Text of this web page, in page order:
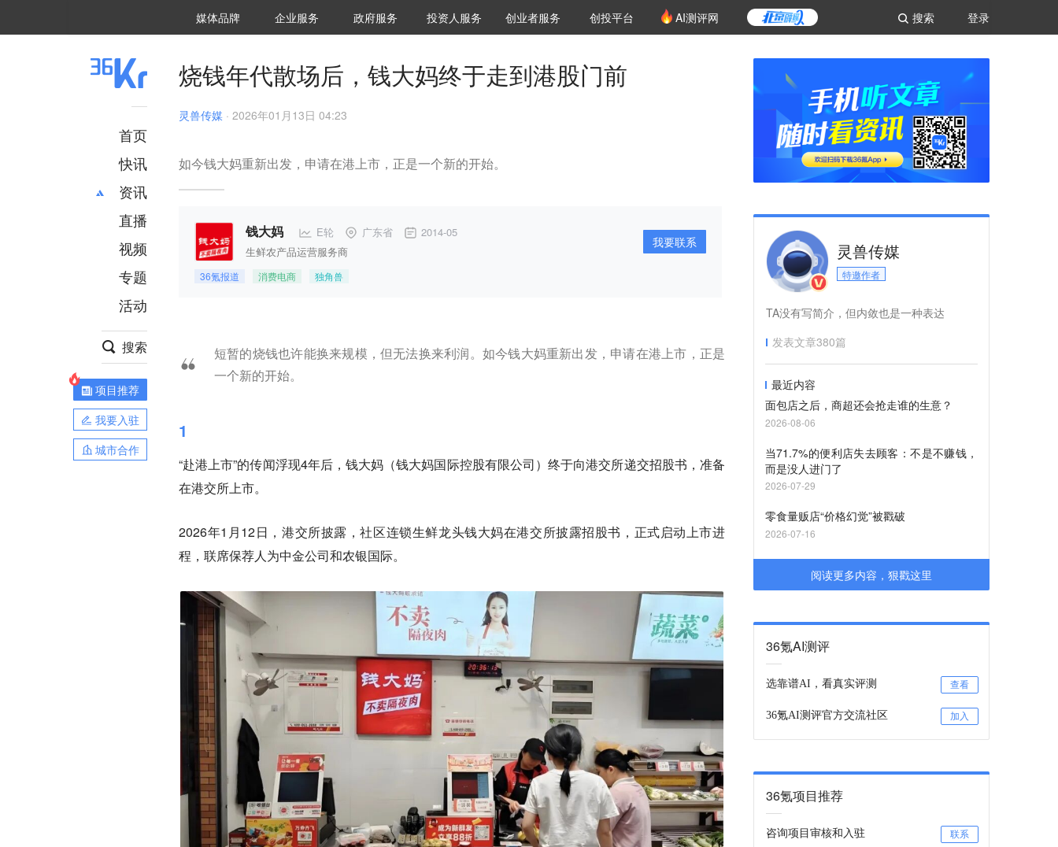
登录
搜索
媒体品牌 36Kr研究院
企业服务 城市之窗
政府服务 VClub投资机构库
投资机构职位推介
投资人服务 创投氪堂
创业者服务 创投平台 AI测评网
首页
快讯
资讯
推荐
财经
项目推荐
安徽
直播
视频
专题
活动
搜索
项目推荐
我要入驻
城市合作
烧钱年代散场后，钱大妈终于走到港股门前
灵兽传媒 · 2026年01月13日 04:23
如今钱大妈重新出发，申请在港上市，正是一个新的开始。
钱大妈 E轮 广东省 2014-05
生鲜农产品运营服务商
36氪报道 消费电商 独角兽
我要联系
短暂的烧钱也许能换来规模，但无法换来利润。如今钱大妈重新出发，申请在港上市，正是
一个新的开始。
1
“赴港上市”的传闻浮现4年后，钱大妈（钱大妈国际控股有限公司）终于向港交所递交招股书，准备
在港交所上市。
2026年1月12日，港交所披露，社区连锁生鲜龙头钱大妈在港交所披露招股书，正式启动上市进
程，联席保荐人为中金公司和农银国际。
灵兽传媒
特邀作者
TA没有写简介，但内敛也是一种表达
发表文章380篇
最近内容
面包店之后，商超还会抢走谁的生意？
2026-08-06
当71.7%的便利店失去顾客：不是不赚钱，
而是没人进门了
2026-07-29
零食量贩店“价格幻觉”被戳破
2026-07-16
阅读更多内容，狠戳这里
36氪AI测评
选靠谱AI，看真实评测 查看
36氪AI测评官方交流社区 加入
36氪项目推荐
咨询项目审核和入驻 联系